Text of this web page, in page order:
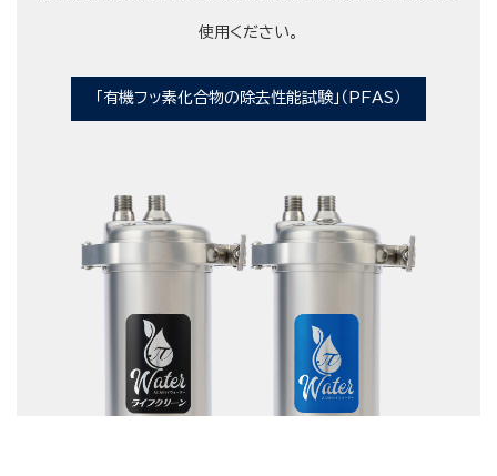
使用ください。
「有機フッ素化合物の除去性能試験」（PFAS）